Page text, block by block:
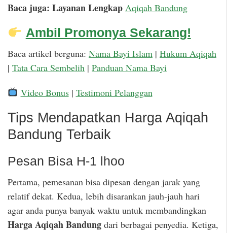
Baca juga: Layanan Lengkap Aqiqah Bandung
Ambil Promonya Sekarang!
Baca artikel berguna: Nama Bayi Islam | Hukum Aqiqah
| Tata Cara Sembelih | Panduan Nama Bayi
Video Bonus| Testimoni Pelanggan
Tips Mendapatkan Harga Aqiqah
Bandung Terbaik
Pesan Bisa H-1 lhoo
Pertama, pemesanan bisa dipesan dengan jarak yang
relatif dekat. Kedua, lebih disarankan jauh-jauh hari
agar anda punya banyak waktu untuk membandingkan
Harga Aqiqah Bandung dari berbagai penyedia. Ketiga,